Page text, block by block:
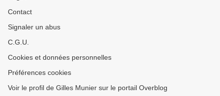
Contact
Signaler un abus
C.G.U.
Cookies et données personnelles
Préférences cookies
Voir le profil de Gilles Munier sur le portail Overblog